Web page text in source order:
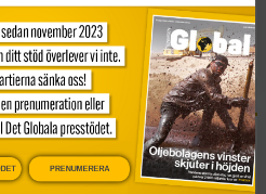
PRENUMERERA